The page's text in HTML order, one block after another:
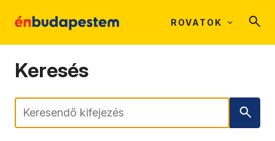
ROVATOK
Keresés
Keresés